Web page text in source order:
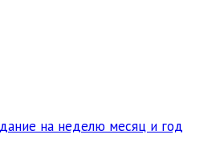
на неделю месяц и год